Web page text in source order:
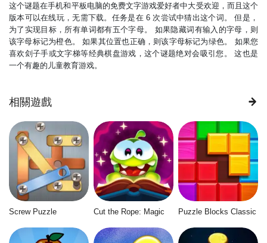
这个谜题在手机和平板电脑的免费文字游戏爱好者中大受欢迎，而且这个
版本可以在线玩，无需下载。任务是在 6 次尝试中猜出这个词。 但是，
为了实现目标，所有单词都有五个字母。 如果隐藏词有输入的字母，则
该字母标记为橙色。 如果其位置也正确，则该字母标记为绿色。 如果您
喜欢刽子手或文字梯等经典棋盘游戏，这个谜题绝对会吸引您。 这也是
一个有趣的儿童教育游戏。
相關遊戲
Screw Puzzle Cut the Rope: Magic Puzzle Blocks Classic